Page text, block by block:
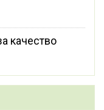
качество